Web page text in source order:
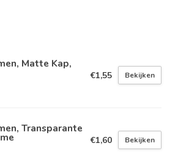
Matte Kap,
€1,55 Bekijken
Transparante
€1,60 Bekijken